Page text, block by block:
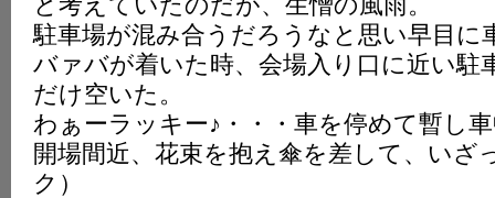
駐車場が混み合うだろうなと思い早目に
バァバが着いた時、会場入り口に近い駐
だけ空いた。
わぁーラッキー♪・・・車を停めて暫し
開場間近、花束を抱え傘を差して、いざ
ク）